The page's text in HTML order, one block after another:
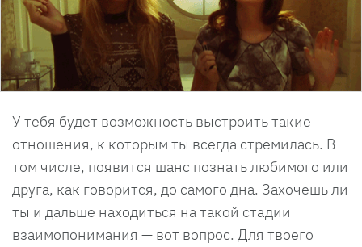
У тебя будет возможность выстроить такие
отношения, к которым ты всегда стремилась. В
том числе, появится шанс познать любимого или
друга, как говорится, до самого дна. Захочешь ли
ты и дальше находиться на такой стадии
взаимопонимания — вот вопрос. Для твоего